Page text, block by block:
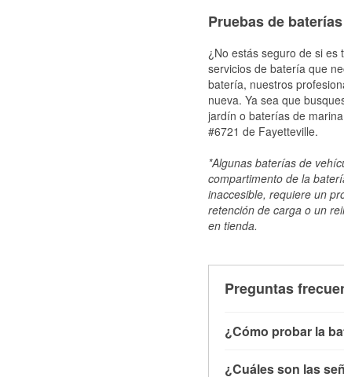
Pruebas de
¿No estás seguro de si
servicios de batería que
batería, nuestros
nueva. Ya sea que
jardín o baterías de
#6721 de Fayetteville.
*Algunas baterías de
compartimento de la
inaccesible, requiere un
retención de carga o un
en tienda.
Preguntas
¿Cómo probar la
¿Cuáles son las